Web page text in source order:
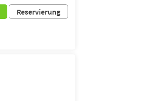
Reservierung